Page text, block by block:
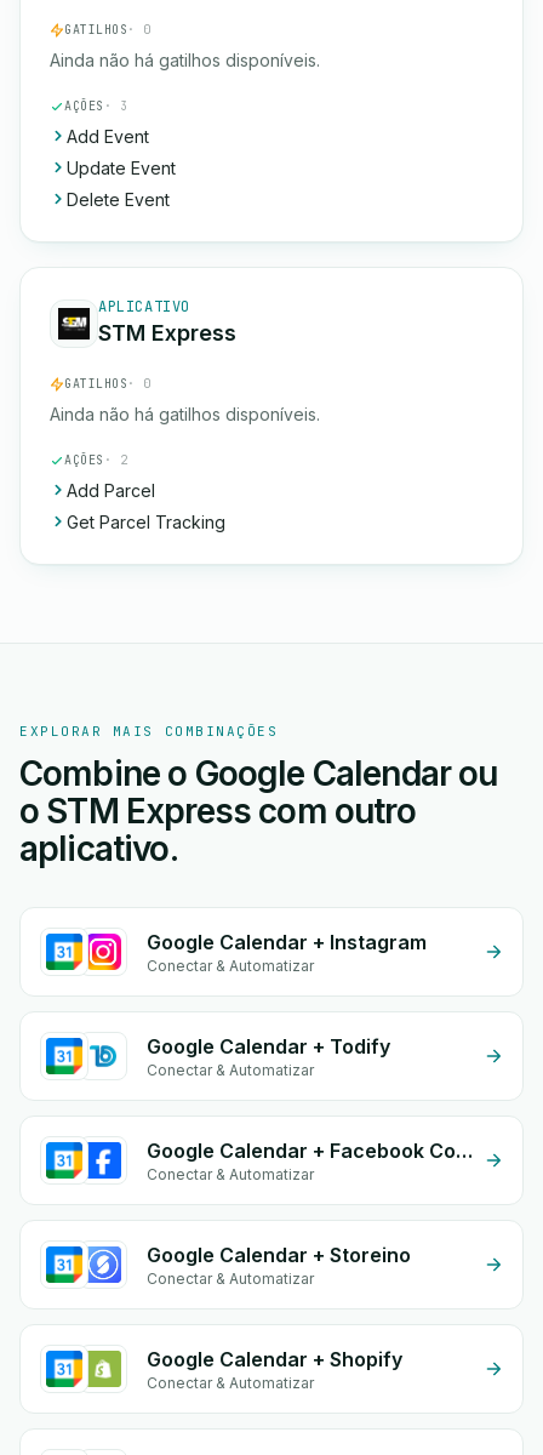
GATILHOS · 0
Ainda não há gatilhos disponíveis.
AÇÕES · 3
Add Event
Update Event
Delete Event
APLICATIVO
STM Express
GATILHOS · 0
Ainda não há gatilhos disponíveis.
AÇÕES · 2
Add Parcel
Get Parcel Tracking
EXPLORAR MAIS COMBINAÇÕES
Combine o Google Calendar ou
o STM Express com outro
aplicativo.
Google Calendar + Instagram
Conectar & Automatizar
Google Calendar + Todify
Conectar & Automatizar
Google Calendar + Facebook Commerce
Conectar & Automatizar
Google Calendar + Storeino
Conectar & Automatizar
Google Calendar + Shopify
Conectar & Automatizar